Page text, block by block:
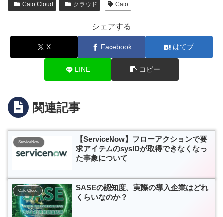
Cato Cloud クラウド Cato
シェアする
X Facebook はてブ
LINE コピー
関連記事
ServiceNow
【ServiceNow】フローアクションで要
求アイテムのsysIDが取得できなくなっ
た事象について
Cato Cloud
SASEの認知度、実際の導入企業はどれ
くらいなのか？